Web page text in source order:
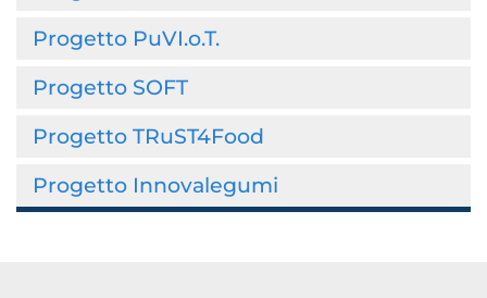
Progetto PuVI.o.T.
Progetto SOFT
Progetto TRuST4Food
Progetto Innovalegumi